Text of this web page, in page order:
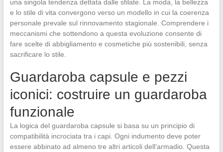
una singola tendenza dettata dalle sfilate. La moda, la bellezza
e lo stile di vita convergono verso un modello in cui la coerenza
personale prevale sul rinnovamento stagionale. Comprendere i
meccanismi che sottendono a questa evoluzione consente di
fare scelte di abbigliamento e cosmetiche più sostenibili, senza
sacrificare lo stile.
Guardaroba capsule e pezzi
iconici: costruire un guardaroba
funzionale
La logica del guardaroba capsule si basa su un principio di
compatibilità incrociata tra i capi. Ogni indumento deve poter
essere abbinato ad almeno tre altri articoli dell’armadio. Questa